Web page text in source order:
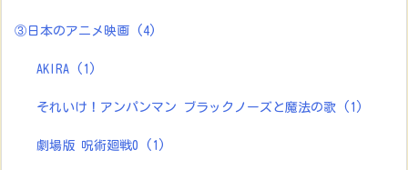
③日本のアニメ映画 (4)
AKIRA (1)
それいけ！アンパンマン ブラックノーズと魔法の歌 (1)
劇場版 呪術廻戦0 (1)